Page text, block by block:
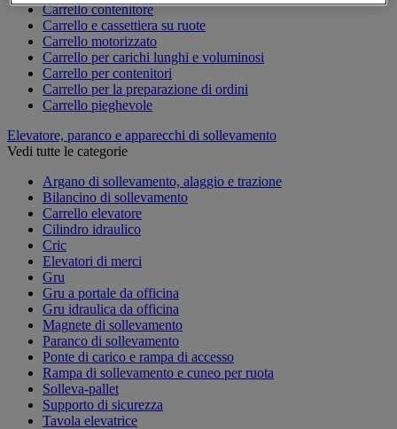
Carrello contenitore
Carrello e cassettiera su ruote
Carrello motorizzato
Carrello per carichi lunghi e voluminosi
Carrello per contenitori
Carrello per la preparazione di ordini
Carrello pieghevole
Elevatore, paranco e apparecchi di sollevamento
Vedi tutte le categorie
Argano di sollevamento, alaggio e trazione
Bilancino di sollevamento
Carrello elevatore
Cilindro idraulico
Cric
Elevatori di merci
Gru
Gru a portale da officina
Gru idraulica da officina
Magnete di sollevamento
Paranco di sollevamento
Ponte di carico e rampa di accesso
Rampa di sollevamento e cuneo per ruota
Solleva-pallet
Supporto di sicurezza
Tavola elevatrice